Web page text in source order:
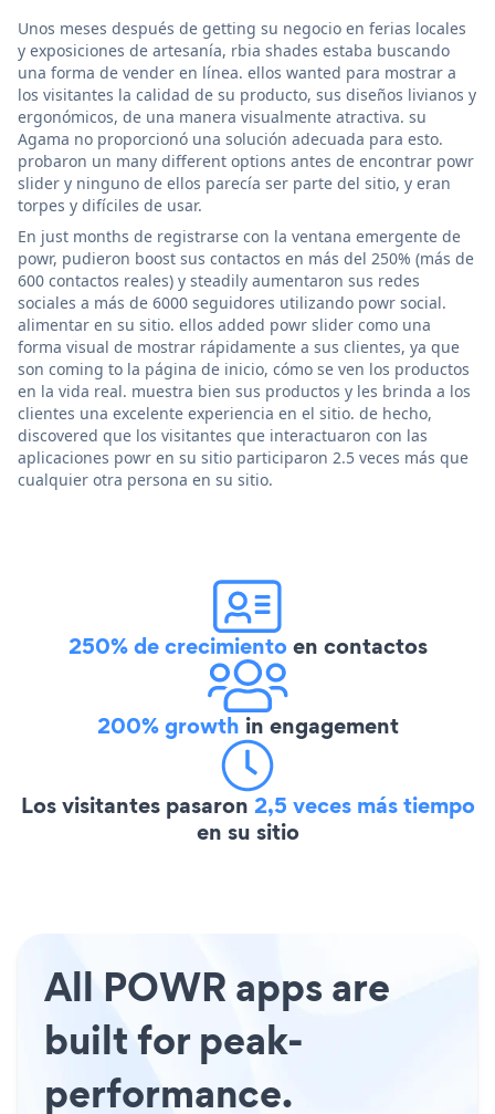
Unos meses después de getting su negocio en ferias locales
y exposiciones de artesanía, rbia shades estaba buscando
una forma de vender en línea. ellos wanted para mostrar a
los visitantes la calidad de su producto, sus diseños livianos y
ergonómicos, de una manera visualmente atractiva. su
Agama no proporcionó una solución adecuada para esto.
probaron un many different options antes de encontrar powr
slider y ninguno de ellos parecía ser parte del sitio, y eran
torpes y difíciles de usar.
En just months de registrarse con la ventana emergente de
powr, pudieron boost sus contactos en más del 250% (más de
600 contactos reales) y steadily aumentaron sus redes
sociales a más de 6000 seguidores utilizando powr social.
alimentar en su sitio. ellos added powr slider como una
forma visual de mostrar rápidamente a sus clientes, ya que
son coming to la página de inicio, cómo se ven los productos
en la vida real. muestra bien sus productos y les brinda a los
clientes una excelente experiencia en el sitio. de hecho,
discovered que los visitantes que interactuaron con las
aplicaciones powr en su sitio participaron 2.5 veces más que
cualquier otra persona en su sitio.
250% de crecimientoen contactos
200% growth in engagement
Los visitantes pasaron 2,5 veces más tiempo
en su sitio
All POWR apps are
built for peak-
performance.